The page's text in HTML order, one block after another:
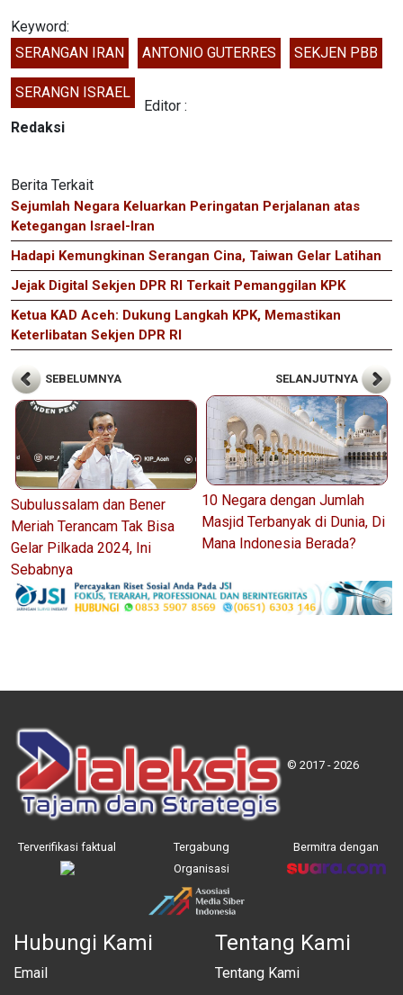
Keyword:
SERANGAN IRAN
ANTONIO GUTERRES SEKJEN PBB
SERANGN ISRAEL
Editor :
Redaksi
Berita Terkait
Sejumlah Negara Keluarkan Peringatan Perjalanan atas
Ketegangan Israel-Iran
Hadapi Kemungkinan Serangan Cina, Taiwan Gelar Latihan
Jejak Digital Sekjen DPR RI Terkait Pemanggilan KPK
Ketua KAD Aceh: Dukung Langkah KPK, Memastikan
Keterlibatan Sekjen DPR RI
SEBELUMNYA
Subulussalam dan Bener
Meriah Terancam Tak Bisa
Gelar Pilkada 2024, Ini
Sebabnya
SELANJUTNYA
10 Negara dengan Jumlah
Masjid Terbanyak di Dunia, Di
Mana Indonesia Berada?
© 2017 - 2026
Terverifikasi faktual
Tergabung
Organisasi
Bermitra dengan
Hubungi Kami
Email
Tentang Kami
Tentang Kami